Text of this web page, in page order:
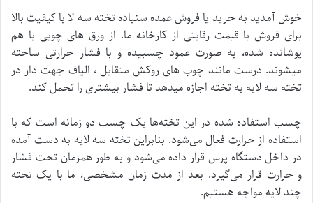
خوش آمدید به خرید یا فروش عمده سنباده تخته سه لا با کیفیت بالا
برای فروش با قیمت رقابتی از کارخانه ما. از ورق های چوبی با هم
پوشانده شده، به صورت عمود چسبیده و با فشار حرارتی ساخته
میشوند. درست مانند چوب های روکش متقابل ، الیاف جهت دار در
تخته سه لایه به تخته اجازه میدهد تا فشار بیشتری را تحمل کند.
چسب استفاده شده در این تخته‌ها یک چسب دو زمانه است که با
استفاده از حرارت فعال می‌شود. بنابراین تخته سه لایه به دست آمده
در داخل دستگاه پرس قرار داده می‌شود و به طور همزمان تحت فشار
و حرارت قرار می‌گیرد. بعد از مدت زمان مشخصی، ما با یک تخته
چند لایه مواجه هستیم.